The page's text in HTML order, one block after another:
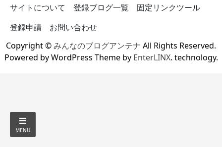
サイトについて 登録ブログ一覧
固定リンクツール
登録申請
お問い合わせ
Copyright ©みんなのブログアンテナ All Rights Reserved.
Powered by WordPress Theme by EnterLINX. technology.
MENU